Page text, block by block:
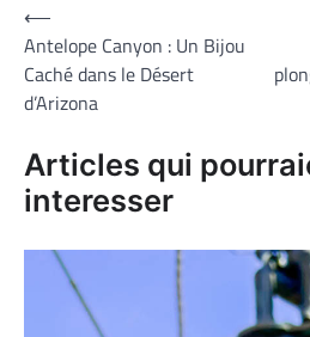
Navigation
de
l’article
⟵
Antelope Canyon : Un Bijou
Caché dans le Désert
d’Arizona
Articles qui
interesser